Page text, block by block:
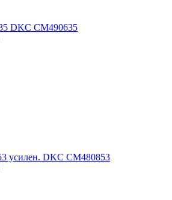
DKC CM490635
усилен. DKC CM480853